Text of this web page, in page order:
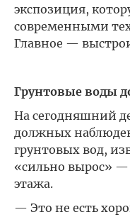
экспозиция,
современными
Главное —
Грунтовые воды
На сегодняшний
должных
грунтовых вод,
«сильно вырос» —
этажа.
— Это не есть